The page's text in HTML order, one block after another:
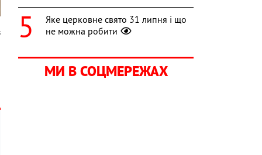
Яке церковне свято 31 липня і що
не можна робити
МИ В СОЦМЕРЕЖАХ